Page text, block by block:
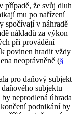
případě, že svůj dluh
mu po nařízení
spočívají v náhradě
nákladů za výkon
při provádění
povinen hradit vždy
neoprávněně (§
pro daňový subjekt
subjektu
neprodlená úhrada
podnikání by